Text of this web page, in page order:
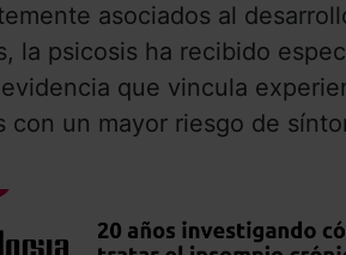
asociados al
la psicosis ha recibido
que vincula
con un mayor riesgo de